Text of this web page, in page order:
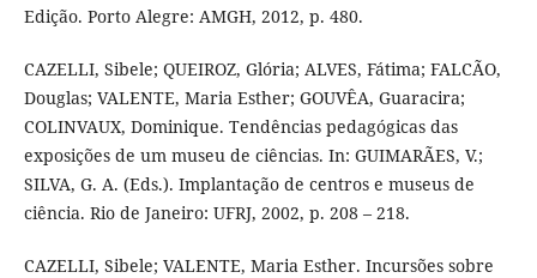
Edição. Porto Alegre: AMGH, 2012, p. 480.
CAZELLI, Sibele; QUEIROZ, Glória; ALVES, Fátima; FALCÃO,
Douglas; VALENTE, Maria Esther; GOUVÊA, Guaracira;
COLINVAUX, Dominique. Tendências pedagógicas das
exposições de um museu de ciências. In: GUIMARÃES, V.;
SILVA, G. A. (Eds.). Implantação de centros e museus de
ciência. Rio de Janeiro: UFRJ, 2002, p. 208 – 218.
CAZELLI, Sibele; VALENTE, Maria Esther. Incursões sobre